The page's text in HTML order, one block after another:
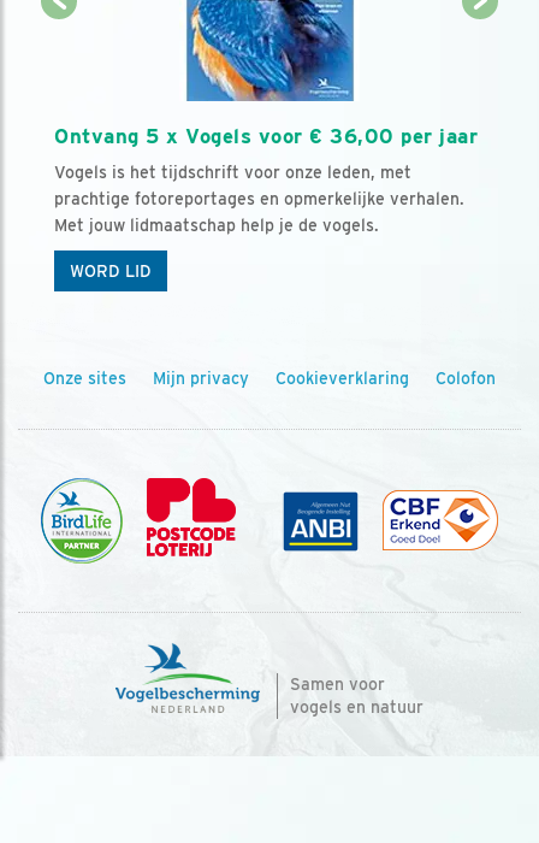
Ontvang 5 x Vogels voor € 36,00 per jaar
Vogels is het tijdschrift voor onze leden, met
prachtige fotoreportages en opmerkelijke verhalen.
Met jouw lidmaatschap help je de vogels.
WORD LID
Onze sites Mijn privacy Cookieverklaring Colofon
Samen voor
vogels en natuur